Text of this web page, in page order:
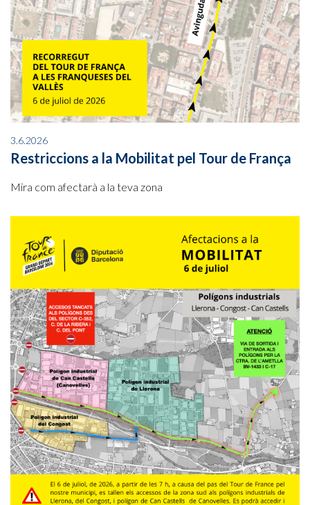
3.6.2026
Restriccions a la Mobilitat pel Tour de França
Mira com afectarà a la teva zona